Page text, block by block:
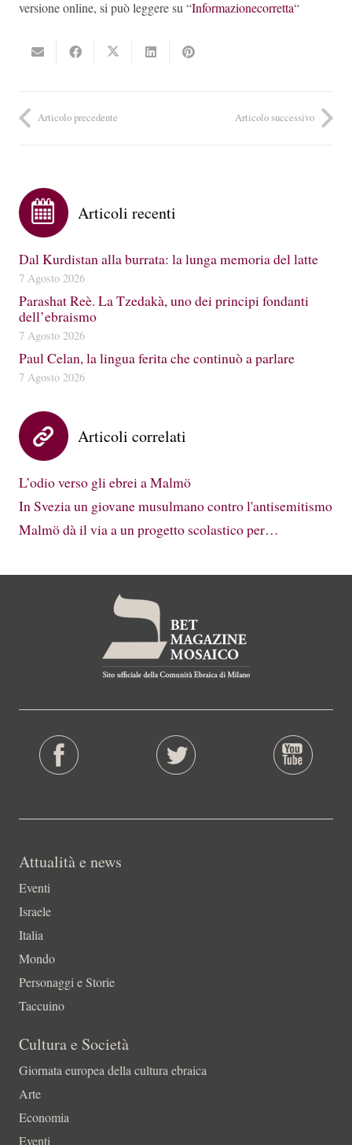
versione online, si può leggere su “Informazionecorretta“
Articolo precedente Articolo successivo
Articoli recenti
Dal Kurdistan alla burrata: la lunga memoria del latte
7 Agosto 2026
Parashat Reè. La Tzedakà, uno dei principi fondanti
dell’ebraismo
7 Agosto 2026
Paul Celan, la lingua ferita che continuò a parlare
7 Agosto 2026
Articoli correlati
L’odio verso gli ebrei a Malmö
In Svezia un giovane musulmano contro l'antisemitismo
Malmö dà il via a un progetto scolastico per…
Attualità e news
Eventi
Israele
Italia
Mondo
Personaggi e Storie
Taccuino
Cultura e Società
Giornata europea della cultura ebraica
Arte
Economia
Eventi